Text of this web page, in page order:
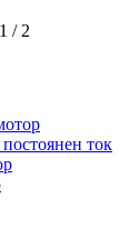
/ 2
постоянен ток